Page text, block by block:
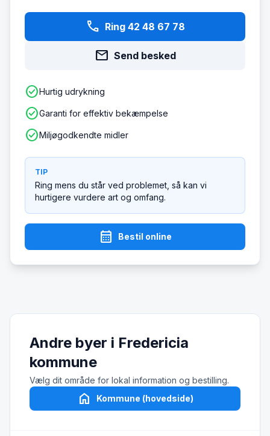
phone Ring 42 48 67 78
mail Send besked
check_circleHurtig udrykning
check_circleGaranti for effektiv bekæmpelse
check_circleMiljøgodkendte midler
TIP
Ring mens du står ved problemet, så kan vi
hurtigere vurdere art og omfang.
calendar_month Bestil online
Andre byer i Fredericia
kommune
Vælg dit område for lokal information og bestilling.
home Kommune (hovedside)